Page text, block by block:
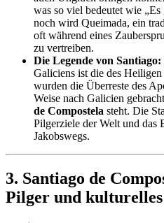
was so viel bedeutet wie
noch wird Queimada, ein
oft während eines
zu vertreiben.
Die Legende von Santiago:
Galiciens ist die des
wurden die Überreste des
Weise nach Galicien
de Compostela steht. Die
Pilgerziele der Welt und das
Jakobswegs.
3. Santiago de
Pilger und